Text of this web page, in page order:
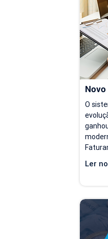
de
O
partir
ficam
se
seu
Hoje,
de
Ler